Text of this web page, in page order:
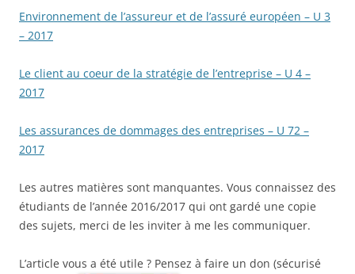
Environnement de l’assureur et de l’assuré européen – U 3
– 2017
Le client au coeur de la stratégie de l’entreprise – U 4 –
2017
Les assurances de dommages des entreprises – U 72 –
2017
Les autres matières sont manquantes. Vous connaissez des
étudiants de l’année 2016/2017 qui ont gardé une copie
des sujets, merci de les inviter à me les communiquer.
L’article vous a été utile ? Pensez à faire un don (sécurisé